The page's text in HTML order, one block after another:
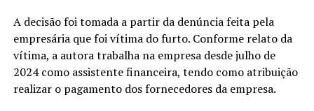
A decisão foi tomada a partir da denúncia feita pela
empresária que foi vítima do furto. Conforme relato da
vítima, a autora trabalha na empresa desde julho de
2024 como assistente financeira, tendo como atribuição
realizar o pagamento dos fornecedores da empresa.